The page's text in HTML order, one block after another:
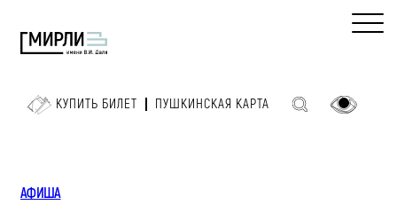
КУПИТЬ БИЛЕТ ПУШКИНСКАЯ КАРТА
АФИША